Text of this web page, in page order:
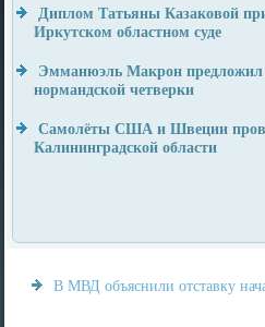
Диплом Татьяны Казаковой
Иркутском областном суде
Эмманюэль Макрон предложил
нормандской четверки
Самолёты США и Швеции
Калининградской области
В МВД объяснили отставку